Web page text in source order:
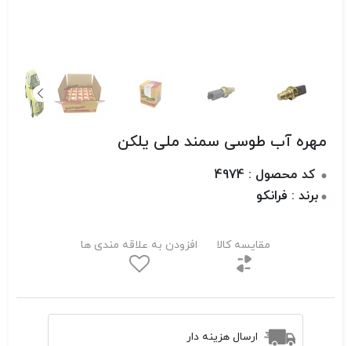
مهره آب طوسی سمند ملی یلکن
کد محصول : 4974
برند : فرانکو
مقایسه کالا افزودن به علاقه مندی ها
ارسال هزینه دار